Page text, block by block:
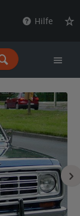
Hilfe